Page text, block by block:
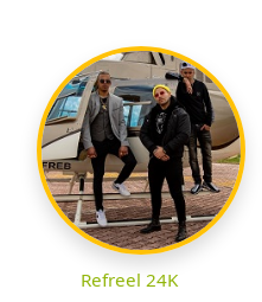
Refreel 24K